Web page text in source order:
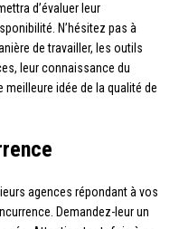
d’évaluer leur
N’hésitez pas à
de travailler, les outils
leur connaissance du
idée de la qualité de
agences répondant à vos
Demandez-leur un